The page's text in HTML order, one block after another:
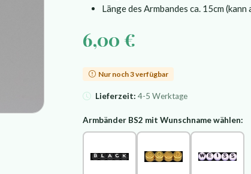
Länge des Armbandes ca. 15cm
6,00 €
Nur noch 3 verfügbar
Lieferzeit: 4-5 Werktage
Armbänder BS2 mit Wunschname wählen: